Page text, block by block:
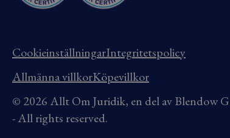
CookieinställningarIntegritetspolicy
Allmänna villkorKöpevillkor
© 2026 Allt Om Juridik, en del av Blendow
- All rights reserved.